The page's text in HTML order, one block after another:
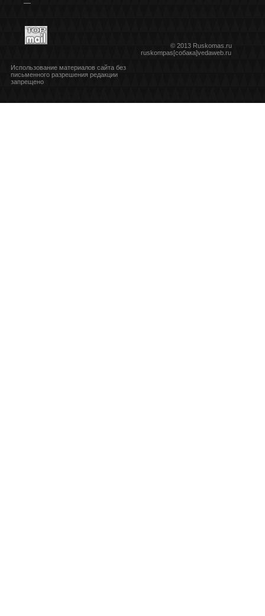
© 2013 Ruskomas.ru
ruskompas[собака]vedaweb.ru
Использование материалов сайта без
письменного разрешения редакции
запрещено